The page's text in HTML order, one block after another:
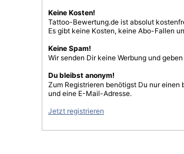
Keine Kosten!
Tattoo-Bewertung.de ist absolut
Es gibt keine Kosten, keine Abo-Fallen
Keine Spam!
Wir senden Dir keine Werbung und
Du bleibst anonym!
Zum Registrieren benötigst Du nur einen
und eine E-Mail-Adresse.
Jetzt registrieren